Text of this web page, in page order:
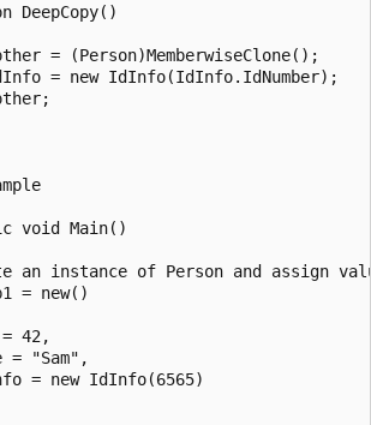
DeepCopy()
= (Person)MemberwiseClone();
= new IdInfo(IdInfo.IdNumber);
void Main()
an instance of Person and assign
= new()
42,
= "Sam",
= new IdInfo(6565)